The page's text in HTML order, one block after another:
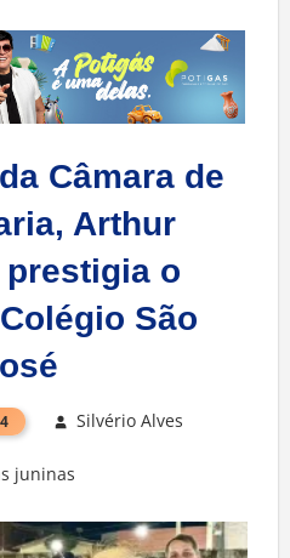
Câmara de
Arthur
o
São
Silvério Alves
juninas